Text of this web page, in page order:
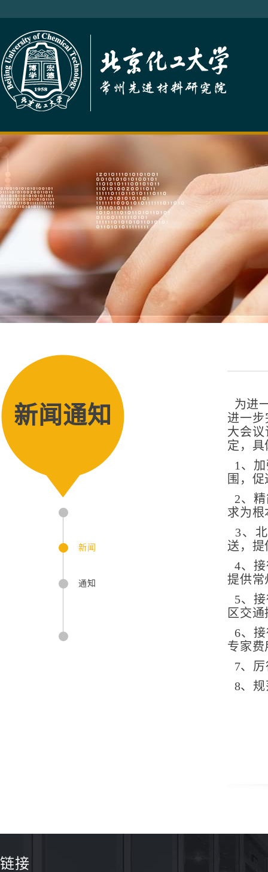
新闻通知
新闻
通知
为进
进一
大会
定，具
1、
围，
2、
求为
3、
送，
4、
提供常
5、
区交
6、
专家
7、
8、
链接